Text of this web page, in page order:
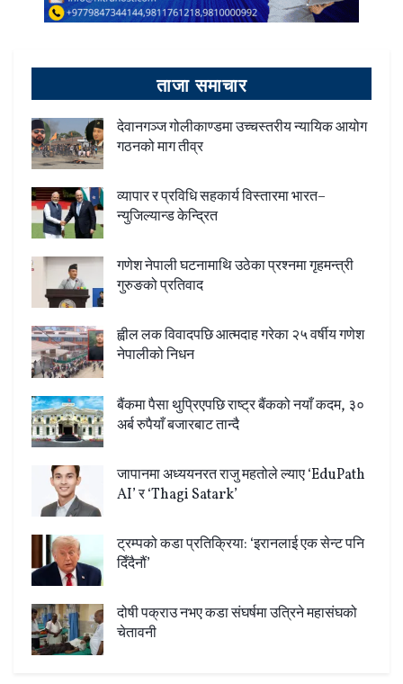
ताजा समाचार
देवानगञ्ज गोलीकाण्डमा उच्चस्तरीय न्यायिक आयोग
गठनको माग तीव्र
व्यापार र प्रविधि सहकार्य विस्तारमा भारत–
न्युजिल्यान्ड केन्द्रित
गणेश नेपाली घटनामाथि उठेका प्रश्नमा गृहमन्त्री
गुरुङको प्रतिवाद
ह्वील लक विवादपछि आत्मदाह गरेका २५ वर्षीय गणेश
नेपालीको निधन
बैंकमा पैसा थुप्रिएपछि राष्ट्र बैंकको नयाँ कदम, ३०
अर्ब रुपैयाँ बजारबाट तान्दै
जापानमा अध्ययनरत राजु महतोले ल्याए ‘EduPath
AI’ र ‘Thagi Satark’
ट्रम्पको कडा प्रतिक्रिया: ‘इरानलाई एक सेन्ट पनि
दिँदैनौं’
दोषी पक्राउ नभए कडा संघर्षमा उत्रिने महासंघको
चेतावनी